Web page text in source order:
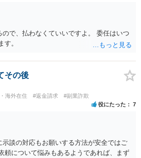
で、払わなくていいですよ。 委任はいつ
。
その後
海外在住 #返金請求 #副業詐欺
役にたった 7
談の対応もお願いする方法が安全ではご
頼について悩みもあるようであれば、まず